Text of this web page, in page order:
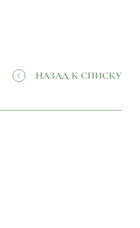
НАЗАД К СПИСКУ